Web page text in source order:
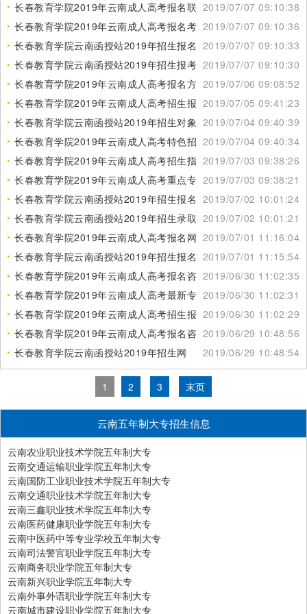
长春教育学院2019年云南成人高考报名联系方式2019/07/07 09:10:38
长春教育学院2019年云南成人高考报名考试时间2019/07/07 09:10:36
长春教育学院云南函授站2019年招生报名微信2019/07/07 09:10:33
长春教育学院云南函授站2019年招生报考指南2019/07/07 09:10:30
长春教育学院2019年云南成人高考报名方法2019/07/06 09:08:52
长春教育学院2019年云南成人高考招生报名咨询2019/07/05 09:41:23
长春教育学院云南函授站2019年招生对象 2019/07/04 09:40:39
长春教育学院2019年云南成人高考特色招生专业2019/07/04 09:40:34
长春教育学院2019年云南成人高考招生指南2019/07/03 09:38:26
长春教育学院2019年云南成人高考重点专业2019/07/03 09:38:21
长春教育学院云南函授站2019年招生报名咨询电话2019/07/02 10:01:24
长春教育学院云南函授站2019年招生录取分数线2019/07/02 10:01:21
长春教育学院2019年云南成人高考报名网站2019/07/01 11:16:04
长春教育学院云南函授站2019年招生报名条件2019/07/01 11:15:54
长春教育学院2019年云南成人高考报名咨询电话2019/06/30 11:02:35
长春教育学院2019年云南成人高考最新专业2019/06/30 11:02:31
长春教育学院2019年云南成人高考招生报名信息2019/06/30 11:02:29
长春教育学院2019年云南成人高考报名咨询方式2019/06/29 10:48:56
长春教育学院云南函授站2019年招生网
2019/06/29 10:48:54
1 2 3 末页
云南五年制大专招生信息
云南农业职业技术学院五年制大专
云南交通运输职业学院五年制大专
云南国防工业职业技术学院五年制大专
云南交通职业技术学院五年制大专
云南三鑫职业技术学院五年制大专
云南医药健康职业学院五年制大专
云南中医药中等专业学校五年制大专
云南司法警官职业学院五年制大专
云南商务职业学院五年制大专
云南新兴职业学院五年制大专
云南外事外语职业学院五年制大专
云南城市建设职业学院五年制大专